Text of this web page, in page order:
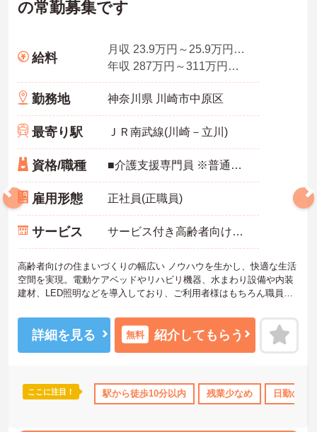
・年間休日111日以上・シフトは柔軟に対応しており、有給と組み合
可能、また、睡眠センサー・アレクサ等IoT機器を活用し、業務効率
化と質の高いケアを両立しています
・従業員満足度調査を定期実施し、スタッフの声を制度に反映する
文化があります
・エリアマネージャー・社長が定期的にホームを周り、スタッフと
直接意見交換をしています
【育児・家庭との両立を本気でサポートしている職場です】
・育休取得率100%・育休後就業復帰率100%と、育児と仕事を両立
できる体制が整っています
・育児短時間勤務が小学4年生まで利用でき、法令より長い期間サポ
ートを受けることができます
・「くるみん」「えるぼし」「トモニン」の3つの厚生労働省認定を
取得しており、ライフステージに合わせた長期就業が実現できる職
交通費支給
の常勤募集です
給料
月収 23.9万円～25.9万円程度
年収 287万円～311万円程度
勤務地 神奈川県 川崎市中原区
最寄り駅 ＪＲ南武線(川崎－立川)
資格/職種 ■介護支援専門員 ※普通自動車免許（ＡＴ限定可）必須
雇用形態 正社員(正職員)
サービス サービス付き高齢者向け住宅（サ高住）
高齢者向けの住まいづくりの幅広い ノウハウを生かし、快適な生活
空間を実現。電動ケアベッドやリハビリ機器、水まわり設備や内装
建材、LED照明などを導入しており、ご利用者様はもちろん職員も
ください。
詳細を見る 無料 紹介してもらう
ここに注目！ 駅から徒歩10分以内 残業少なめ 日勤のみ